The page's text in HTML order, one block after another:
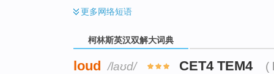
更多网络短语
柯林斯英汉双解大词典
loud /laʊd/ CET4 TEM4 (